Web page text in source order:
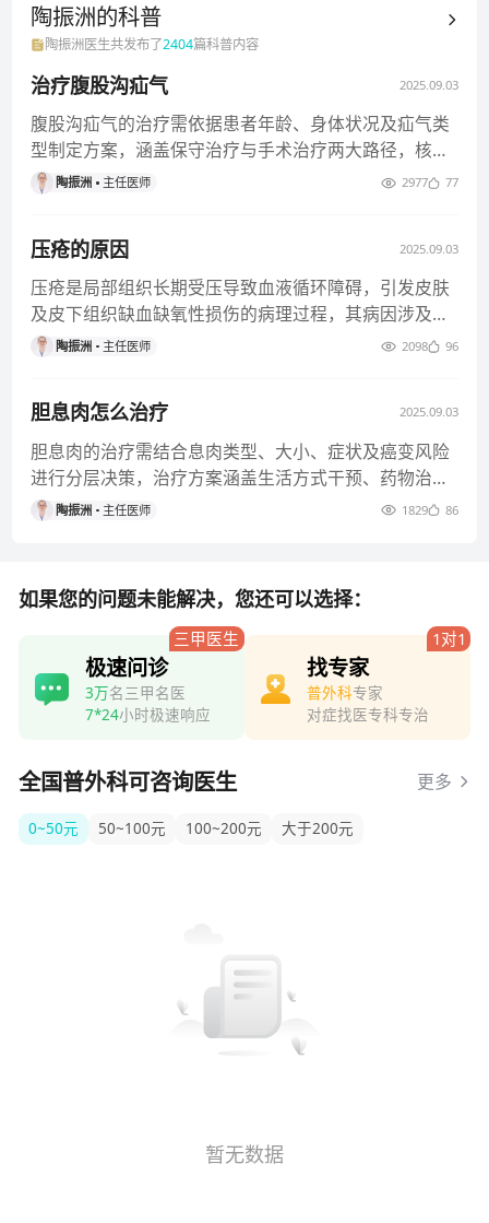
陶振洲的科普
陶振洲医生共发布了2404篇科普内容
治疗腹股沟疝气 2025.09.03
腹股沟疝气的治疗需依据患者年龄、身体状况及疝气类
型制定方案，涵盖保守治疗与手术治疗两大路径，核心
目标为修复腹壁缺损并降低
陶振洲 主任医师 2977 77
压疮的原因 2025.09.03
压疮是局部组织长期受压导致血液循环障碍，引发皮肤
及皮下组织缺血缺氧性损伤的病理过程，其病因涉及力
学因素等多维度机制，具体
陶振洲 主任医师 2098 96
胆息肉怎么治疗 2025.09.03
胆息肉的治疗需结合息肉类型、大小、症状及癌变风险
进行分层决策，治疗方案涵盖生活方式干预、药物治
疗、内镜微创治疗等维度，具
陶振洲 主任医师 1829 86
如果您的问题未能解决，您还可以选择：
三甲医生
极速问诊
3万名三甲名医
7*24小时极速响应
1对1
找专家
普外科专家
对症找医专科专治
全国普外科可咨询医生 更多
0~50元 50~100元 100~200元 大于200元
暂无数据